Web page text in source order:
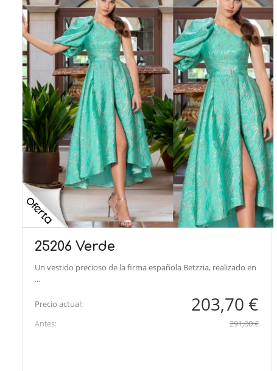
25206 Verde
Un vestido precioso de la firma española Betzzia, realizado en
...
Precio actual: 203,70 €
Antes: 291,00 €